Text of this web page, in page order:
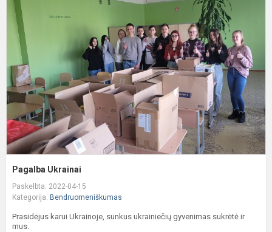
Pagalba Ukrainai
Paskelbta: 2022-04-15
Kategorija: Bendruomeniškumas
Prasidėjus karui Ukrainoje, sunkus ukrainiečių gyvenimas sukrėtė ir
mus.